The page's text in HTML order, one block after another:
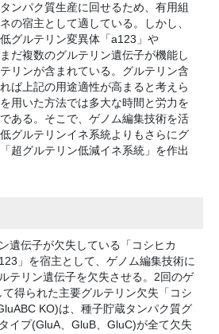
ンパク質生産に回せるため、有用組
の宿主として適している。しかし、
グルテリン変異体「a123」や
だ複数のグルテリン遺伝子が機能し
リンが含まれている。グルテリン含
ば上記の用途適性が高まると考えら
用いた方法では多大な時間と労力を
ある。そこで、ゲノム編集技術を活
グルテリンイネ系統よりもさらにグ
超グルテリン低減イネ系統」を作出
遺伝子が欠失している「コシヒカ
」を宿主として、ゲノム編集技術に
テリン遺伝子を欠失させる。2回のゲ
て得られた主要グルテリン欠失「コシ
KO)は、種子貯蔵タンパク質グ
イプ(GluA、GluB、GluC)が全て欠失